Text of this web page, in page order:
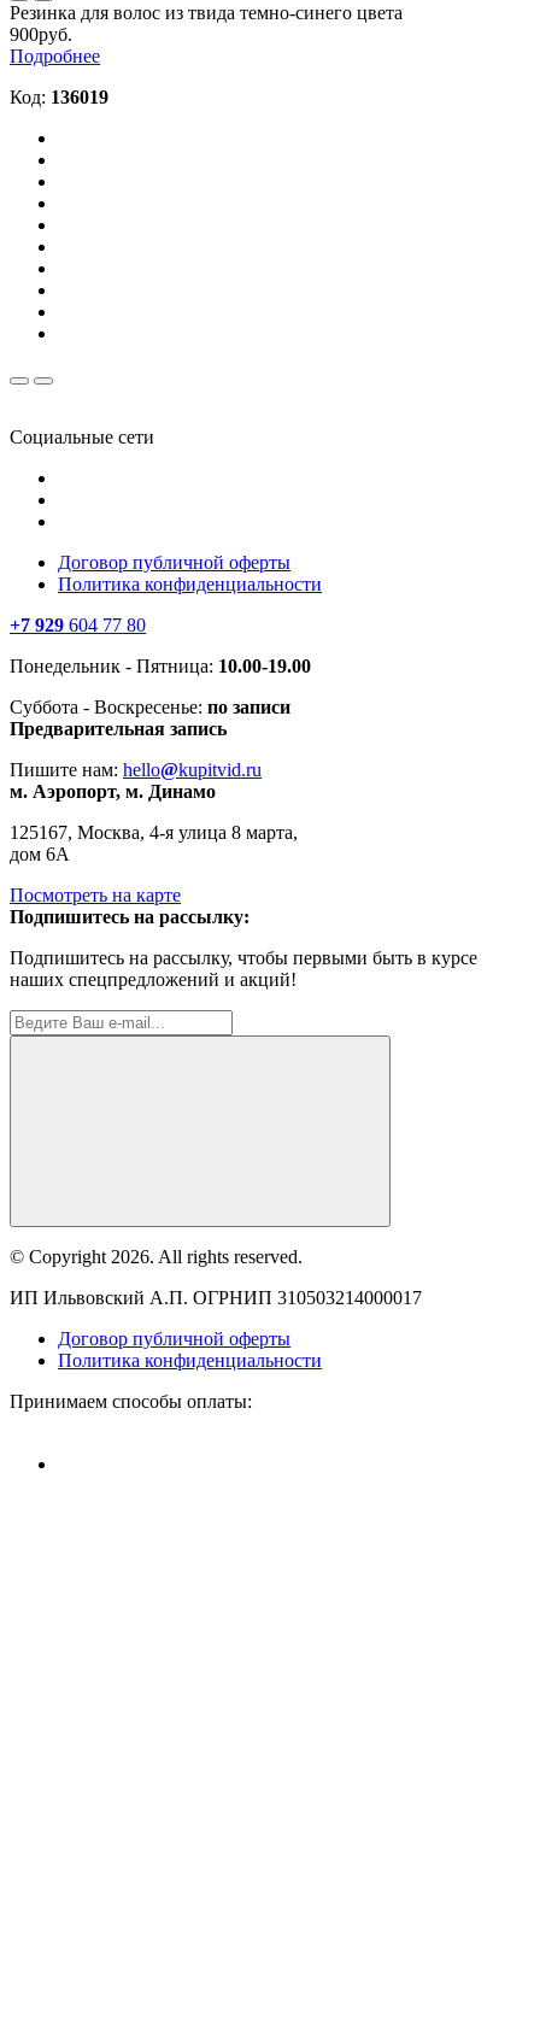
Резинка для волос из твида темно-синего цвета
900руб.
Подробнее
Код: 136019
Социальные сети
Договор публичной оферты
Политика конфиденциальности
+7 929 604 77 80
Понедельник - Пятница: 10.00-19.00
Суббота - Воскресенье: по записи
Предварительная запись
Пишите нам: hello@kupitvid.ru
м. Аэропорт, м. Динамо
125167, Москва, 4-я улица 8 марта,
дом 6А
Посмотреть на карте
Подпишитесь на рассылку:
Подпишитесь на рассылку, чтобы первыми быть в курсе
наших спецпредложений и акций!
© Copyright 2026. All rights reserved.
ИП Ильвовский А.П. ОГРНИП 310503214000017
Договор публичной оферты
Политика конфиденциальности
Принимаем способы оплаты: